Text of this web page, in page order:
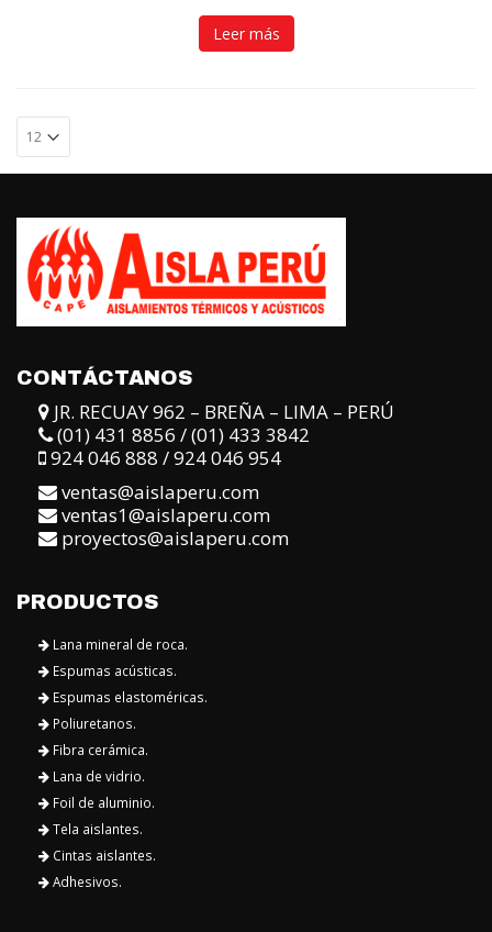
0
out
5
Leer más
CONTÁCTANOS
JR. RECUAY 962 – BREÑA – LIMA – PERÚ
(01) 431 8856 / (01) 433 3842
924 046 888 / 924 046 954
ventas@aislaperu.com
ventas1@aislaperu.com
proyectos@aislaperu.com
PRODUCTOS
Lana mineral de roca.
Espumas acústicas.
Espumas elastoméricas.
Poliuretanos.
Fibra cerámica.
Lana de vidrio.
Foil de aluminio.
Tela aislantes.
Cintas aislantes.
Adhesivos.